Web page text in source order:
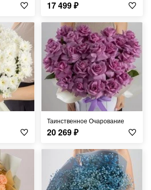
17 499₽
Таинственное Очарование
20 269₽